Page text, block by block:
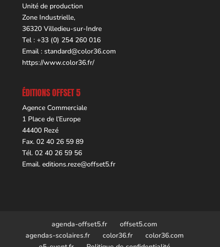
Unité de production
Zone Industrielle,
36320 Villedieu-sur-Indre
Tel : +33 (0) 254 260 016
Email : standard@color36.com
https://www.color36.fr/
ÉDITIONS OFFSET 5
Agence Commerciale
1 Place de l’Europe
44400 Rezé
Fax. 02 40 26 59 89
Tél. 02 40 26 59 56
Email. editions.reze@offset5.fr
agenda-offset5.fr
offset5.com
agendas-scolaires.fr
color36.fr
color36.com